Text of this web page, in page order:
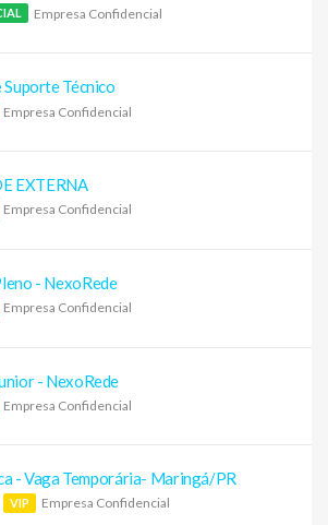
Empresa Confidencial
Técnico
Empresa Confidencial
EXTERNA
Empresa Confidencial
- NexoRede
Empresa Confidencial
- NexoRede
Empresa Confidencial
- Vaga Temporária- Maringá/PR
VIP Empresa Confidencial